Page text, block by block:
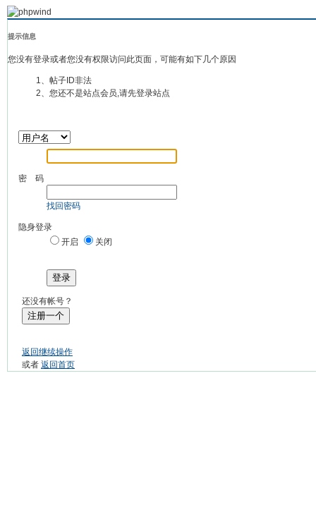
提示信息
您没有登录或者您没有权限访问此页面，可能有如下几个原因
1、帖子ID非法
2、您还不是站点会员,请先登录站点
密 码
找回密码
隐身登录
开启
关闭
登录
还没有帐号？
注册一个
返回继续操作
或者 返回首页